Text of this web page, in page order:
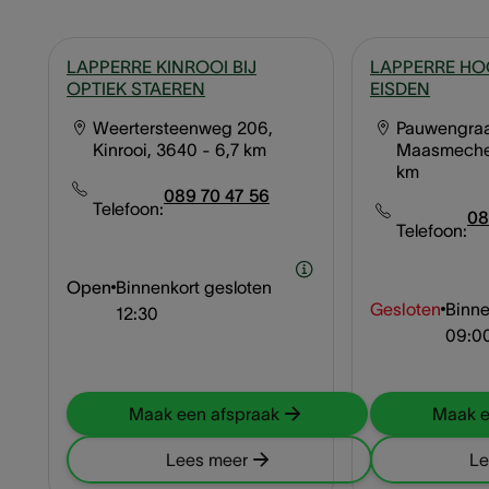
LAPPERRE KINROOI BIJ
OPTIEK STAEREN
Weertersteenweg 206,
Kinrooi, 3640 - 6,7 km
Telefoon:
089 70 47 56
Open Binnenkort gesloten
12:30
Maak een afspraak
Lees meer
LAPPERRE
EISDEN
km
Telefoon:
Gesloten
Maak